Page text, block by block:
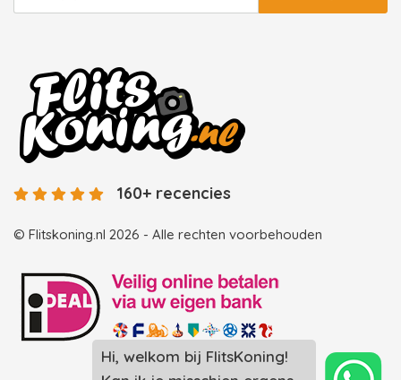
Hi, welkom bij FlitsKoning!
© Flitskoning.nl 2026 - Alle rechten voorbehouden
160+ recencies
Landingspagina overzicht photobooths